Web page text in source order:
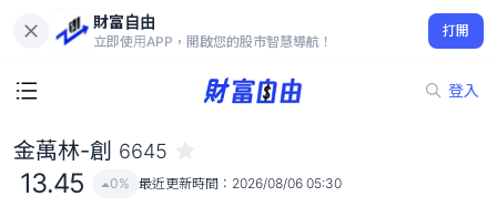
財富自由
立即使用APP，開啟您的股市智慧導航！
打開
登入
13.45
0%
金萬林-創 6645
13.45 0% 最近更新時間： 2026/08/06 05:30